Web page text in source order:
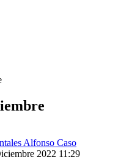
Alfonso Caso
2022 11:29